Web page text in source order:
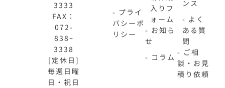
3333
FAX：
072-
838ｰ
3338
[定休日]
毎週日曜
日・祝日
- プライ
バシーポ
リシー
入りフ
ォーム
- お知ら
せ
- コラム
ンス
- よく
ある質
問
- ご相
談・お見
積り依頼